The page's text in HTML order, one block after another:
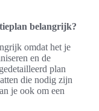
belangrijk?
omdat het je
en de
plan
die nodig zijn
je ook om een